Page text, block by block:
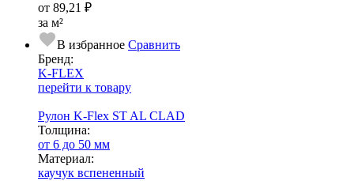
от 89,21 ₽
за м²
В избранное Сравнить
Бренд:
K-FLEX
перейти к товару
Рулон K-Flex ST AL CLAD
Тол­щи­на:
от 6 до 50 мм
Ма­­те­­ри­­ал:
каучук вспененный